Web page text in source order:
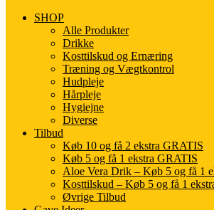
SHOP
Alle Produkter
Drikke
Kosttilskud og Ernæring
Træning og Vægtkontrol
Hudpleje
Hårpleje
Hygiejne
Diverse
Tilbud
Køb 10 og få 2 ekstra GRATIS
Køb 5 og få 1 ekstra GRATIS
Aloe Vera Drik – Køb 5 og få 1
Kosttilskud – Køb 5 og få 1
Øvrige Tilbud